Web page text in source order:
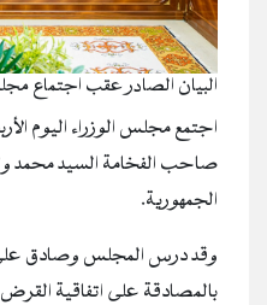
البيان الصادر عقب اجتماع
صاحب الفخامة السيد محمد
الجمهورية.
وقد درس المجلس وصادق